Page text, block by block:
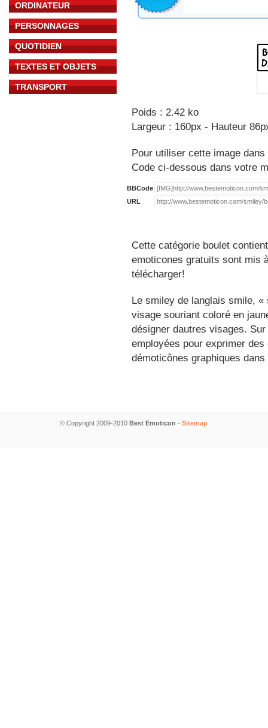
ORDINATEUR
PERSONNAGES
QUOTIDIEN
TEXTES ET OBJETS
TRANSPORT
Poids : 2.42 ko
Largeur : 160px - Hauteur
Pour utiliser cette image
Code ci-dessous dans votre
BBCode
URL
Cette catégorie boulet
emoticones gratuits sont mis
télécharger!
Le smiley de langlais smile,
visage souriant coloré en
désigner dautres visages.
employées pour exprimer
démoticônes graphiques
© Copyright 2009-2010 Best Emoticon - Sitemap